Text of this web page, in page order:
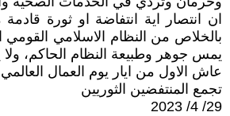
ان انتصار اية انتفاضة او ثورة
بالخلاص من النظام الاسلامي
يمس جوهر وطبيعة النظام الحاكم،
عاش الاول من ايار يوم العمال العالمي
تجمع المنتفضين الثوريين
29/ 4/ 2023